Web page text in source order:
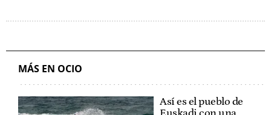
MÁS EN OCIO
Así es el pueblo de